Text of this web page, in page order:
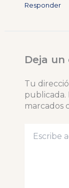
Responder
Deja
Tu
publicada.
marcados
aquí...